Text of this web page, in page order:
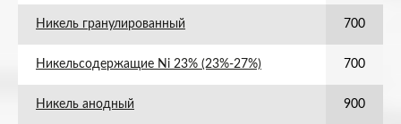
Никель гранулированный 700
Никельсодержащие Ni 23% (23%-27%) 700
Никель анодный 900